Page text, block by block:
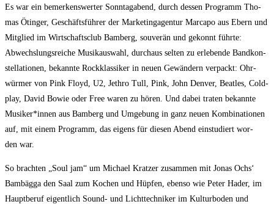
Es war ein bemer­kens­wer­ter Sonn­tag­abend, durch des­sen Pro­gramm Tho­
mas Ötin­ger, Geschäfts­füh­rer der Mar­ke­ting­agen­tur Mar­ca­po aus Ebern und
Mit­glied im Wirt­schafts­club Bam­berg, sou­ve­rän und gekonnt führ­te:
Abwechs­lungs­rei­che Musik­aus­wahl, durch­aus sel­ten zu erle­ben­de Band­kon­
stel­la­tio­nen, bekann­te Rock­klas­si­ker in neu­en Gewän­dern ver­packt: Ohr­
wür­mer von Pink Floyd, U2, Jet­h­ro Tull, Pink, John Den­ver, Beat­les, Cold­
play, David Bowie oder Free waren zu hören. Und dabei tra­ten bekann­te
Musiker*innen aus Bam­berg und Umge­bung in ganz neu­en Kom­bi­na­tio­nen
auf, mit einem Pro­gramm, das eigens für die­sen Abend ein­stu­diert wor­
den war.
So brach­ten „Soul jam“ um Micha­el Krat­zer zusam­men mit Jonas Ochs‘
Bam­bäg­ga den Saal zum Kochen und Hüp­fen, eben­so wie Peter Hader, im
Haupt­be­ruf eigent­lich Sound- und Licht­tech­ni­ker im Kul­tur­bo­den und